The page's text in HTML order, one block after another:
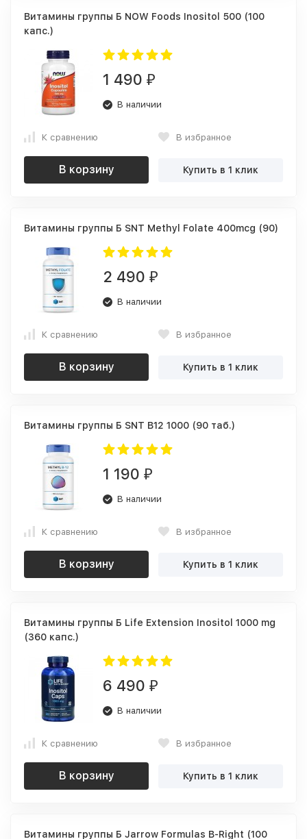
Витамины группы Б NOW Foods Inositol 500 (100
капс.)
1 490 ₽
В наличии
К сравнению В избранное
В корзину Купить в 1 клик
Витамины группы Б SNT Methyl Folate 400mcg (90)
2 490 ₽
В наличии
К сравнению В избранное
В корзину Купить в 1 клик
Витамины группы Б SNT B12 1000 (90 таб.)
1 190 ₽
В наличии
К сравнению В избранное
В корзину Купить в 1 клик
Витамины группы Б Life Extension Inositol 1000 mg
(360 капс.)
6 490 ₽
В наличии
К сравнению В избранное
В корзину Купить в 1 клик
Витамины группы Б Jarrow Formulas B-Right (100